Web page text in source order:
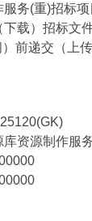
服务(重)招标
下载）招标文
）前递交（
库资源制作服